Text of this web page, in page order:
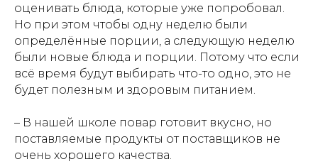
оценивать блюда, которые уже попробовал.
Но при этом чтобы одну неделю были
определённые порции, а следующую неделю
были новые блюда и порции. Потому что если
всё время будут выбирать что-то одно, это не
будет полезным и здоровым питанием.
– В нашей школе повар готовит вкусно, но
поставляемые продукты от поставщиков не
очень хорошего качества.